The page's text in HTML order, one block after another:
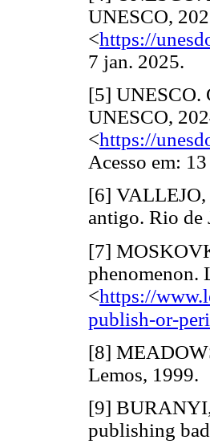
UNESCO,
<https://
7 jan.
[5] UNESCO.
UNESCO,
<https://
Acesso em:
[6] VALLEJO,
antigo. Rio
[7]
phenomenon.
<https://
publish-or-
[8]
Lemos,
[9]
publishing